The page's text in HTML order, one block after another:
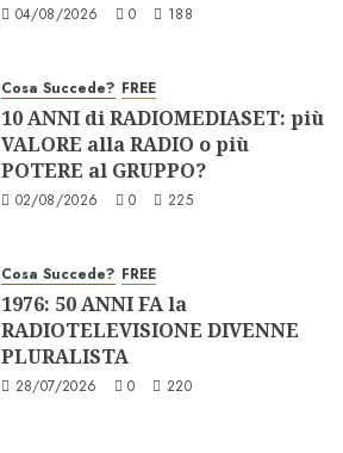
04/08/2026 0 188
Cosa Succede? FREE
10 ANNI di RADIOMEDIASET: più
VALORE alla RADIO o più
POTERE al GRUPPO?
02/08/2026 0 225
Cosa Succede? FREE
1976: 50 ANNI FA la
RADIOTELEVISIONE DIVENNE
PLURALISTA
28/07/2026 0 220